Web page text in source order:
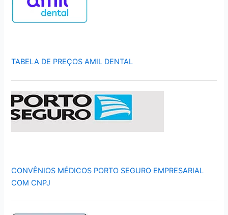
TABELA DE PREÇOS AMIL DENTAL
CONVÊNIOS MÉDICOS PORTO SEGURO EMPRESARIAL
COM CNPJ